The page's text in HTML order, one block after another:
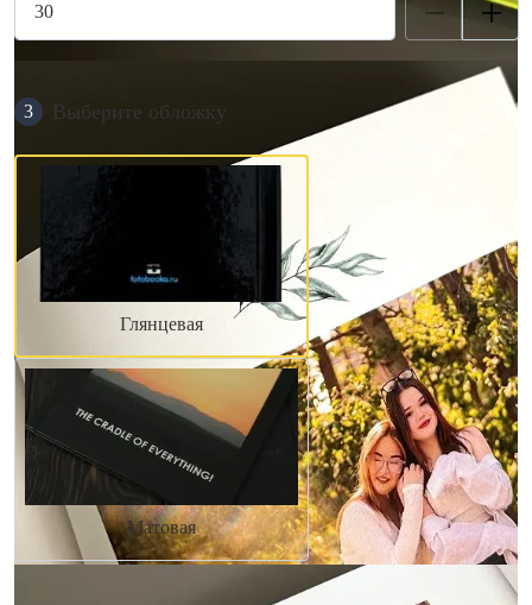
3 Выберите обложку
Глянцевая
Матовая